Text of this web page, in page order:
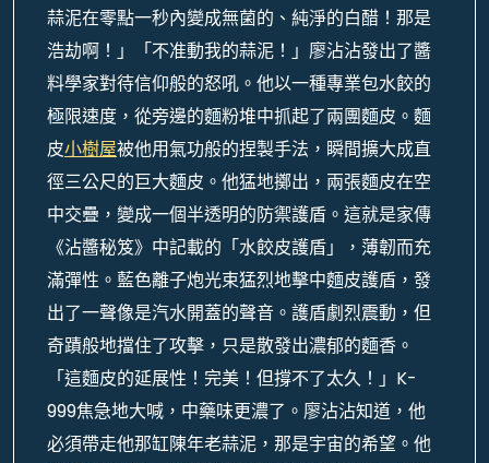
蒜泥在零點一秒內變成無菌的、純淨的白醋！那是
浩劫啊！」「不准動我的蒜泥！」廖沾沾發出了醬
料學家對待信仰般的怒吼。他以一種專業包水餃的
極限速度，從旁邊的麵粉堆中抓起了兩團麵皮。麵
皮小樹屋被他用氣功般的捏製手法，瞬間擴大成直
徑三公尺的巨大麵皮。他猛地擲出，兩張麵皮在空
中交疊，變成一個半透明的防禦護盾。這就是家傳
《沾醬秘笈》中記載的「水餃皮護盾」，薄韌而充
滿彈性。藍色離子炮光束猛烈地擊中麵皮護盾，發
出了一聲像是汽水開蓋的聲音。護盾劇烈震動，但
奇蹟般地擋住了攻擊，只是散發出濃郁的麵香。
「這麵皮的延展性！完美！但撐不了太久！」K-
999焦急地大喊，中藥味更濃了。廖沾沾知道，他
必須帶走他那缸陳年老蒜泥，那是宇宙的希望。他